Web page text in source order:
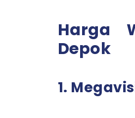
- 2. Berapa
- 3. Berapa
- 4. Apakah
Pasang WiFi
Harga
Depok
1.